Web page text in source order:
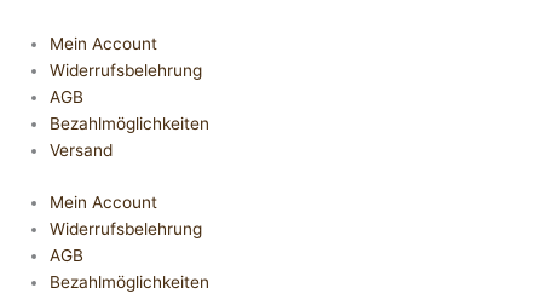
Mein Account
Widerrufsbelehrung
AGB
Bezahlmöglichkeiten
Versand
Mein Account
Widerrufsbelehrung
AGB
Bezahlmöglichkeiten